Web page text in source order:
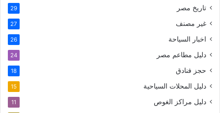
تاريخ مصر 29
غير مصنف 27
اخبار السياحة 26
دليل مطاعم مصر 24
حجز فنادق 18
دليل المحلات السياحية 15
دليل مراكز الغوص 11